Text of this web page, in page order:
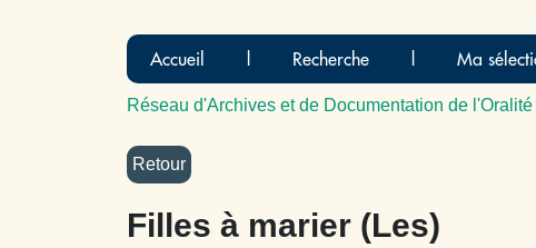
Accueil Recherche Ma
Réseau d'Archives et de Documentation de l'Oralité
Filles à marier (Les)